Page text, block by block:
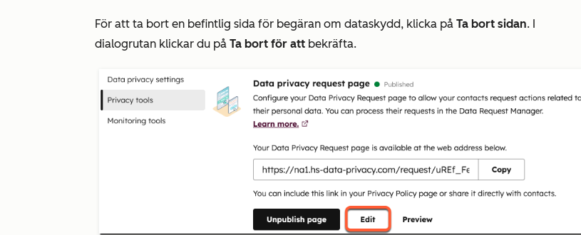
För att ta bort en befintlig sida för begäran om dataskydd, klicka på Ta bort sidan. I
dialogrutan klickar du på Ta bort för att bekräfta.